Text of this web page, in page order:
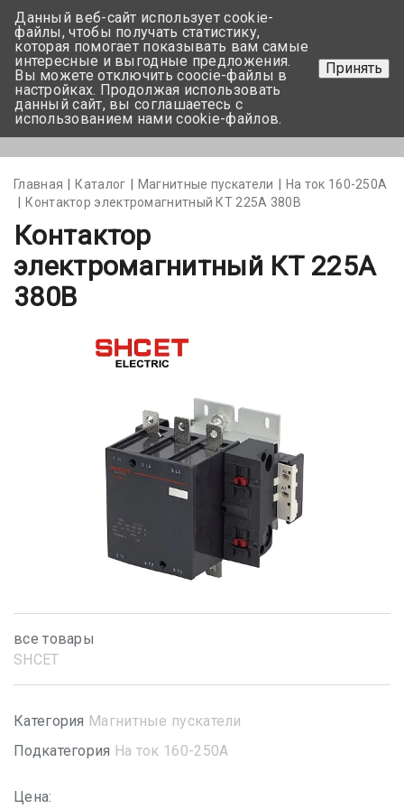
+375 17-350-99-56
+375 44-752-82-08
Задать вопрос
Главная Каталог Магнитные пускатели
На ток 160-250А
Контактор электромагнитный КТ 225А 380В
Контактор
электромагнитный КТ 225А
380В
все товары
SHСET
Категория Магнитные пускатели
Подкатегория На ток 160-250А
Цена:
Данный веб-сайт использует cookie-
файлы, чтобы получать статистику,
которая помогает показывать вам самые
интересные и выгодные предложения.
Вы можете отключить coocie-файлы в
настройках. Продолжая использовать
данный сайт, вы соглашаетесь с
использованием нами cookie-файлов.
Принять